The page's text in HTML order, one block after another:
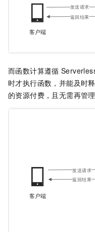
而函数计算遵循
时才执行函数，并能及时
的资源付费，且无需再管理